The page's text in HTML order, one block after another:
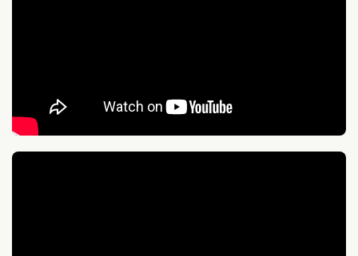
Sport en spel
Tafeltennistafel
Klimmuur